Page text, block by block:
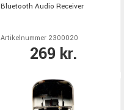
Bluetooth Audio Receiver
Artikelnummer 2300020
269 kr.